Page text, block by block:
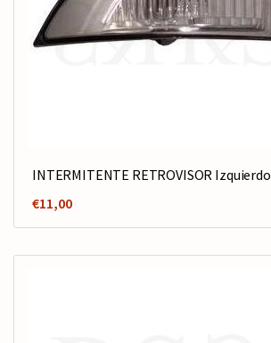
INTERMITENTE RETROVISOR Izquierdo
€11,00